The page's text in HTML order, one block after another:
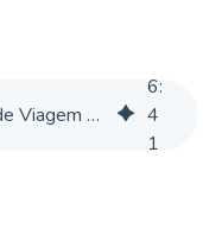
Tudo sobre a Autorização de Viagem Eletrônica (ETA) para o Reino Unido
6:
4
1